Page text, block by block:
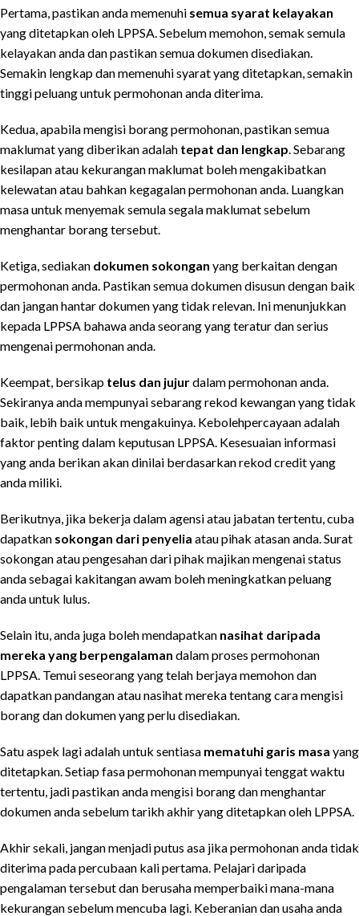
Pertama, pastikan anda memenuhi semua syarat kelayakan
yang ditetapkan oleh LPPSA. Sebelum memohon, semak semula
kelayakan anda dan pastikan semua dokumen disediakan.
Semakin lengkap dan memenuhi syarat yang ditetapkan, semakin
tinggi peluang untuk permohonan anda diterima.
Kedua, apabila mengisi borang permohonan, pastikan semua
maklumat yang diberikan adalah tepat dan lengkap . Sebarang
kesilapan atau kekurangan maklumat boleh mengakibatkan
kelewatan atau bahkan kegagalan permohonan anda. Luangkan
masa untuk menyemak semula segala maklumat sebelum
menghantar borang tersebut.
Ketiga, sediakan dokumen sokongan yang berkaitan dengan
permohonan anda. Pastikan semua dokumen disusun dengan baik
dan jangan hantar dokumen yang tidak relevan. Ini menunjukkan
kepada LPPSA bahawa anda seorang yang teratur dan serius
mengenai permohonan anda.
Keempat, bersikap telus dan jujurdalam permohonan anda.
Sekiranya anda mempunyai sebarang rekod kewangan yang tidak
baik, lebih baik untuk mengakuinya. Kebolehpercayaan adalah
faktor penting dalam keputusan LPPSA. Kesesuaian informasi
yang anda berikan akan dinilai berdasarkan rekod credit yang
anda miliki.
Berikutnya, jika bekerja dalam agensi atau jabatan tertentu, cuba
dapatkan sokongan dari penyelia atau pihak atasan anda. Surat
sokongan atau pengesahan dari pihak majikan mengenai status
anda sebagai kakitangan awam boleh meningkatkan peluang
anda untuk lulus.
Selain itu, anda juga boleh mendapatkan nasihat daripada
mereka yang berpengalaman dalam proses permohonan
LPPSA. Temui seseorang yang telah berjaya memohon dan
dapatkan pandangan atau nasihat mereka tentang cara mengisi
borang dan dokumen yang perlu disediakan.
Satu aspek lagi adalah untuk sentiasa mematuhi garis masa yang
ditetapkan. Setiap fasa permohonan mempunyai tenggat waktu
tertentu, jadi pastikan anda mengisi borang dan menghantar
dokumen anda sebelum tarikh akhir yang ditetapkan oleh LPPSA.
Akhir sekali, jangan menjadi putus asa jika permohonan anda tidak
diterima pada percubaan kali pertama. Pelajari daripada
pengalaman tersebut dan berusaha memperbaiki mana-mana
kekurangan sebelum mencuba lagi. Keberanian dan usaha anda